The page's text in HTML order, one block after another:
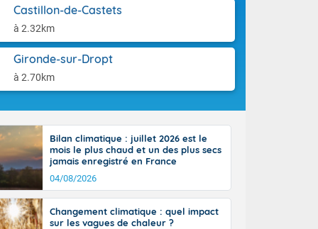
Castillon-de-Castets
à 2.32km
Gironde-sur-Dropt
à 2.70km
de
reste du
orages
le rivage
virulents
et
sur le
localement
de la
90 à 110
de Manche
avec
Bilan climatique : juillet 2026 est le
mois le plus chaud et un des plus secs
jamais enregistré en France
04/08/2026
Changement climatique : quel impact
sur les vagues de chaleur ?